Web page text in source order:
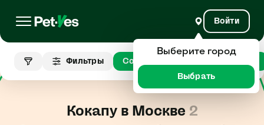
Войти
Фильтры Собаки
Кокапу в Москве 2
Выберите город
Выбрать